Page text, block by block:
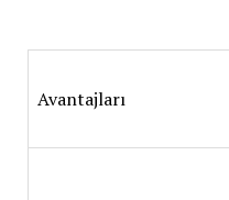
Avantajları